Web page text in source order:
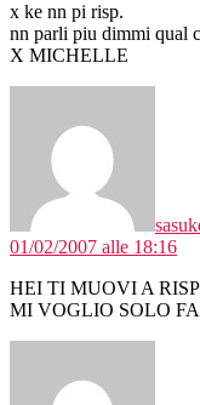
x ke nn pi risp.
nn parli piu dimmi qual
X MICHELLE
01/02/2007 alle 18:16
HEI TI MUOVI A
MI VOGLIO SOLO